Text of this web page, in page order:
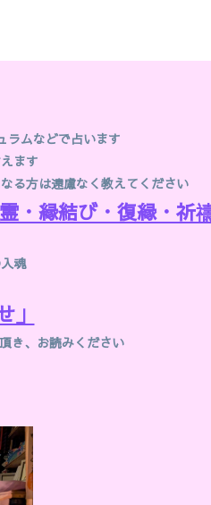
ラムなどで占います
ます
る方は遠慮なく教えてください
・縁結び・復縁・祈
魂
」
き、お読みください